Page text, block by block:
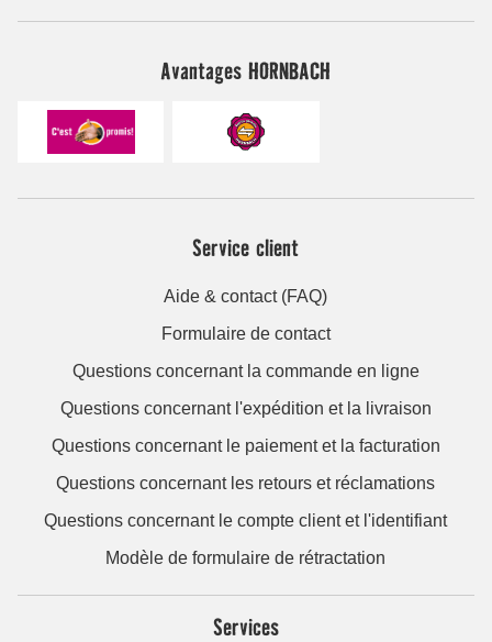
Avantages HORNBACH
Service client
Aide & contact (FAQ)
Formulaire de contact
Questions concernant la commande en ligne
Questions concernant l'expédition et la livraison
Questions concernant le paiement et la facturation
Questions concernant les retours et réclamations
Questions concernant le compte client et l'identifiant
Modèle de formulaire de rétractation
Services